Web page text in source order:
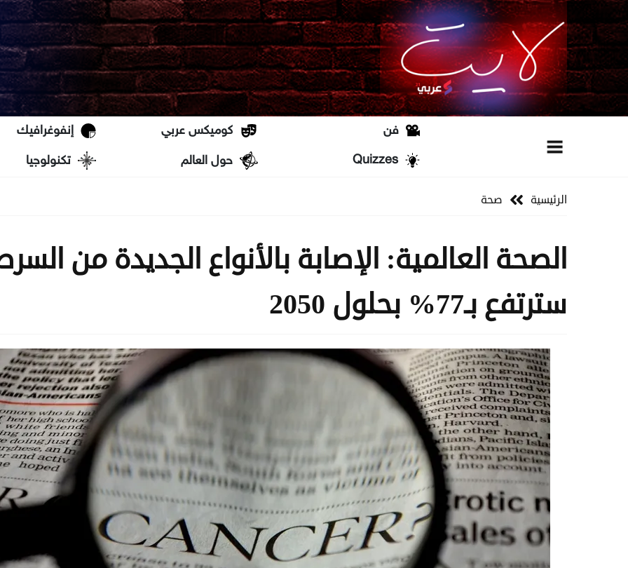
فن كوميكس عربي
إنفوغرافيك
Quizzes
حول العالم تكنولوجيا
الرئيسية صحة
الصحة العالمية: الإصابة بالأنواع الجديدة من
سترتفع بـ77% بحلول 2050